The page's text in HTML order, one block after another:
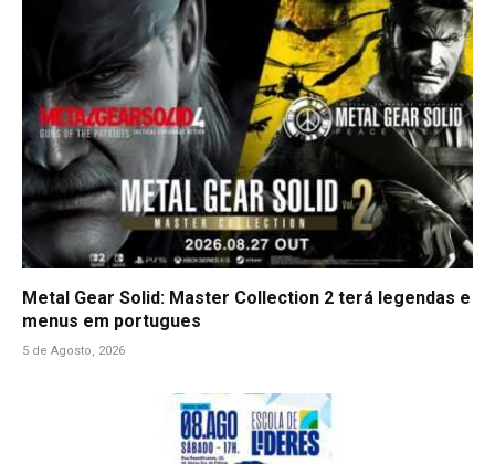
Metal Gear Solid: Master Collection 2 terá legendas e
menus em portugues
5 de Agosto, 2026